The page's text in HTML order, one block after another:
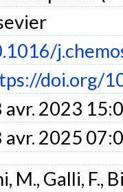
doi.org/
avr. 2023
avr. 2025
M., Galli, F.,